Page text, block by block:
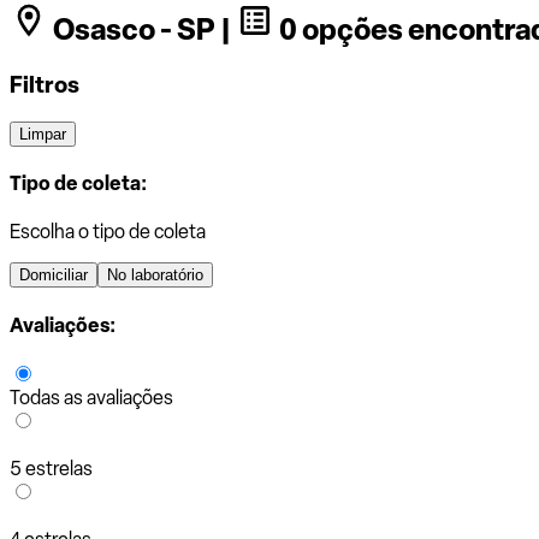
Osasco - SP | 0 opções
Filtros
Limpar
Tipo de coleta:
Escolha o tipo de coleta
Domiciliar No laboratório
Avaliações:
Todas as avaliações
5 estrelas